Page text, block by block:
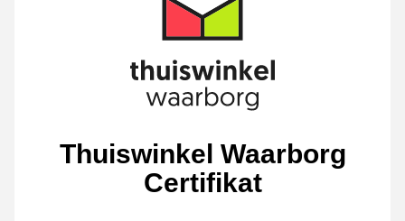
Thuiswinkel Waarborg
Certifikat